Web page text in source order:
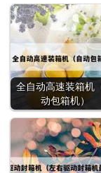
全自动高速装箱机
动包箱机）